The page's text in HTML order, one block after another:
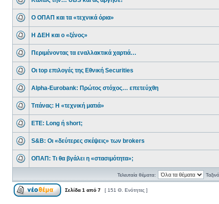
Ο ΟΠΑΠ και τα «τεχνικά όρια»
Η ΔΕΗ και ο «ξένος»
Περιμένοντας τα εναλλακτικά χαρτιά…
Οι top επιλογές της Εθνική Securities
Alpha-Eurobank: Πρώτος στόχος… επετεύχθη
Τιτάνας: Η «τεχνική ματιά»
ΕΤΕ: Long ή short;
S&B: Οι «δεύτερες σκέψεις» των brokers
ΟΠΑΠ: Τι θα βγάλει η «στασιμότητα»;
Τελευταία θέματα:
Σελίδα 1 από 7 [ 151 Θ. Ενότητες ]